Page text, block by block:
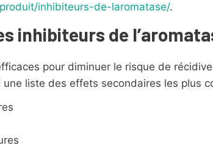
inhibiteurs-de-laromatase/.
inhibiteurs de
pour diminuer le risque de
liste des effets secondaires les plus